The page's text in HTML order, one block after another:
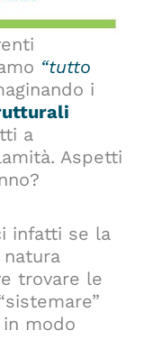
“tutto
i
a
Aspetti
infatti se la
trovare le
modo